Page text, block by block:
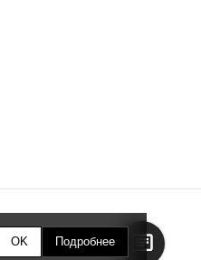
OK Подробнее